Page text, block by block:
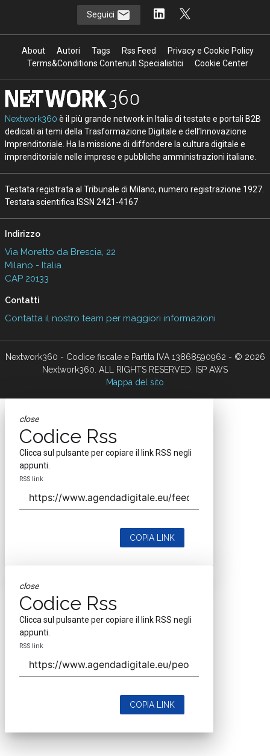
Seguici
About Autori Tags Rss Feed
Privacy e Cookie Policy
Terms&Conditions Contenuti Specialistici
Cookie Center
Nextwork360 è il più grande network in Italia di testate e portali B2B
dedicati ai temi della Trasformazione Digitale e dell’Innovazione
Imprenditoriale. Ha la missione di diffondere la cultura digitale e
imprenditoriale nelle imprese e pubbliche amministrazioni italiane.
Testata registrata al Tribunale di Milano, numero registrazione 1927.
Testata scientifica ISSN 2421-4167
Indirizzo
Via Moretto da Brescia, 22
Milano - Italia
CAP 20133
Contatti
Contatta il nostro team per maggiori informazioni
Nextwork360 - Codice fiscale e Partita IVA 13868590962 - © 2026
Nextwork360. ALL RIGHTS RESERVED. ISP AWS
Mappa del sito
close
Codice Rss
Clicca sul pulsante per copiare il link RSS negli
appunti.
RSS link
COPIA LINK
close
Codice Rss
Clicca sul pulsante per copiare il link RSS negli
appunti.
RSS link
COPIA LINK